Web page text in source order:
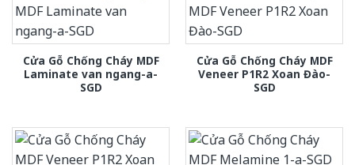
Cửa Gỗ Chống Cháy MDF
Laminate van ngang-a-
SGD
Cửa Gỗ Chống Cháy MDF
Veneer P1R2 Xoan Đào-
SGD